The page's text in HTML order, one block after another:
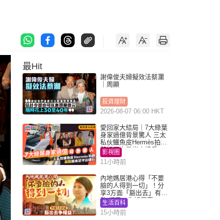
最Hit
謝偉俊夫婦擬效法蔡瀾
｜周顯
投資理財
2026-08-07 06:00 HKT
愛回家大結局｜7大綠葉
身家過億背景驚人 三太
私伙鱷魚皮Hermès拍劇
蘇姐原來是半山樓后
影視圈
11小時前
內地媽居港心得「不要
臉的人得到一切」！分
享3方面「豁出去」有著
數 網民：你好厲害
生活百科
15小時前